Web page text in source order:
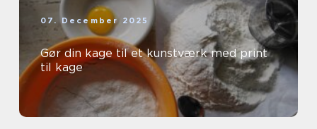
07. December 2025
Gør din kage til et kunstværk med print
til kage